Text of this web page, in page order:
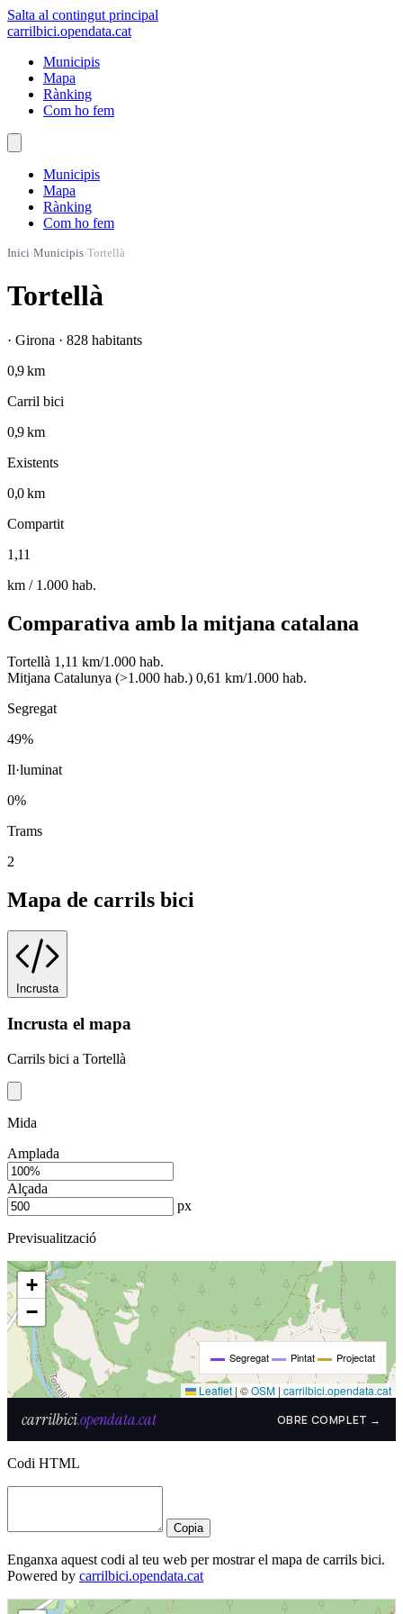
Salta al contingut principal
carrilbici.opendata.cat
Municipis
Mapa
Rànking
Com ho fem
Municipis
Mapa
Rànking
Com ho fem
Inici›Municipis›Tortellà
Tortellà
· Girona · 828 habitants
0,9 km
Carril bici
0,9 km
Existents
0,0 km
Compartit
1,11
km / 1.000 hab.
Comparativa amb la mitjana catalana
Tortellà 1,11 km/1.000 hab.
Mitjana Catalunya (>1.000 hab.) 0,61 km/1.000 hab.
Segregat
49%
Il·luminat
0%
Trams
2
Mapa de carrils bici
Incrusta
Incrusta el mapa
Carrils bici a Tortellà
Mida
Amplada
Alçada
px
Previsualització
Codi HTML
Copia
Enganxa aquest codi al teu web per mostrar el mapa de carrils bici.
Powered by carrilbici.opendata.cat